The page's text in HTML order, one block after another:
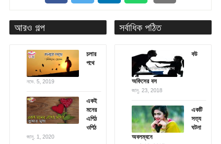
আরও গল্প
চলার
পথে
নভে. 5, 2019
একই
মনের
এপিঠ
ওপিঠ
জানু. 1, 2020
সর্বাধিক পঠিত
বউ
অফিসের বস
জানু. 23, 2018
একটি
সত্য
ঘটনা
অবলম্বনে